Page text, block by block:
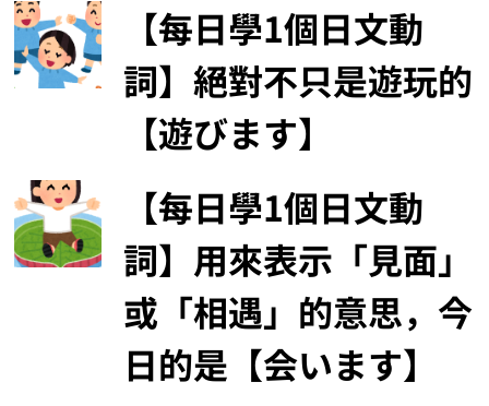
【每日學1個日文動
詞】絕對不只是遊玩的
【遊びます】
【每日學1個日文動
詞】用來表示「見面」
或「相遇」的意思，今
日的是【会います】